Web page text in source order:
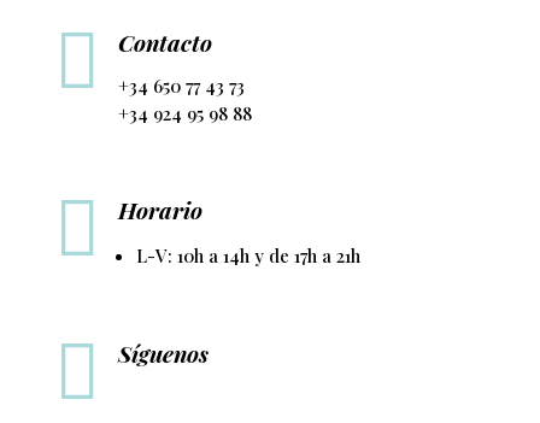
 Contacto
+34 650 77 43 73
+34 924 95 98 88
 Horario
L-V: 10h a 14h y de 17h a 21h
 Síguenos